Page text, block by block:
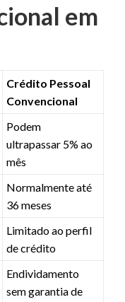
em
Crédito Pessoal
Convencional
Podem
ultrapassar 5% ao
mês
Normalmente até
36 meses
Limitado ao perfil
de crédito
Endividamento
sem garantia de